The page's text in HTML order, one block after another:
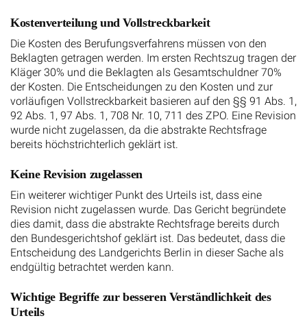
Kostenverteilung und Vollstreckbarkeit
Die Kosten des Berufungsverfahrens müssen von den
Beklagten getragen werden. Im ersten Rechtszug tragen der
Kläger 30% und die Beklagten als Gesamtschuldner 70%
der Kosten. Die Entscheidungen zu den Kosten und zur
vorläufigen Vollstreckbarkeit basieren auf den §§ 91 Abs. 1,
92 Abs. 1, 97 Abs. 1, 708 Nr. 10, 711 des ZPO. Eine Revision
wurde nicht zugelassen, da die abstrakte Rechtsfrage
bereits höchstrichterlich geklärt ist.
Keine Revision zugelassen
Ein weiterer wichtiger Punkt des Urteils ist, dass eine
Revision nicht zugelassen wurde. Das Gericht begründete
dies damit, dass die abstrakte Rechtsfrage bereits durch
den Bundesgerichtshof geklärt ist. Das bedeutet, dass die
Entscheidung des Landgerichts Berlin in dieser Sache als
endgültig betrachtet werden kann.
Wichtige Begriffe zur besseren Verständlichkeit des
Urteils